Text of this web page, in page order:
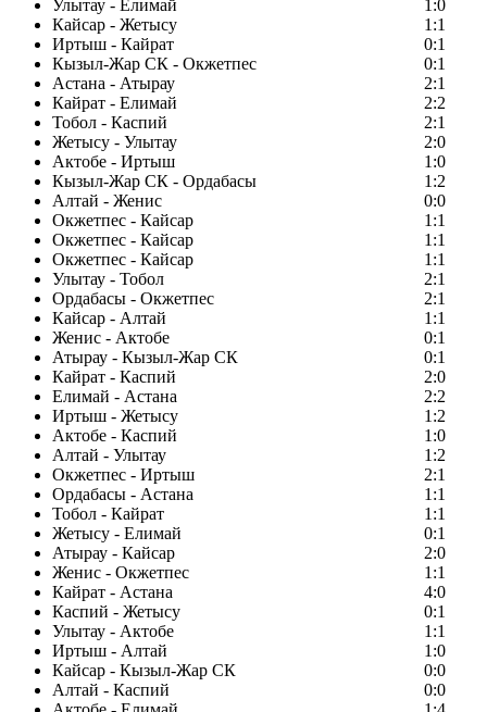
Улытау - Елимай
1:0
Кайсар - Жетысу
1:1
Иртыш - Кайрат
0:1
Кызыл-Жар СК - Окжетпес
0:1
Астана - Атырау
2:1
Кайрат - Елимай
2:2
Тобол - Каспий
2:1
Жетысу - Улытау
2:0
Актобе - Иртыш
1:0
Кызыл-Жар СК - Ордабасы
1:2
Алтай - Женис
0:0
Окжетпес - Кайсар
1:1
Окжетпес - Кайсар
1:1
Окжетпес - Кайсар
1:1
Улытау - Тобол
2:1
Ордабасы - Окжетпес
2:1
Кайсар - Алтай
1:1
Женис - Актобе
0:1
Атырау - Кызыл-Жар СК
0:1
Кайрат - Каспий
2:0
Елимай - Астана
2:2
Иртыш - Жетысу
1:2
Актобе - Каспий
1:0
Алтай - Улытау
1:2
Окжетпес - Иртыш
2:1
Ордабасы - Астана
1:1
Тобол - Кайрат
1:1
Жетысу - Елимай
0:1
Атырау - Кайсар
2:0
Женис - Окжетпес
1:1
Кайрат - Астана
4:0
Каспий - Жетысу
0:1
Улытау - Актобе
1:1
Иртыш - Алтай
1:0
Кайсар - Кызыл-Жар СК
0:0
Алтай - Каспий
0:0